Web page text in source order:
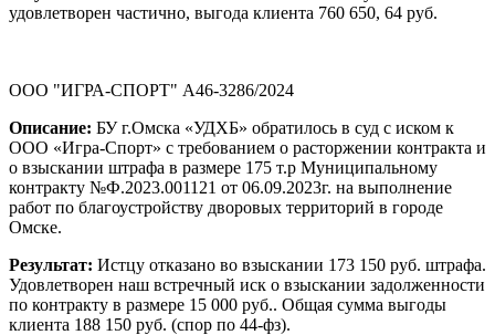
удовлетворен частично, выгода клиента 760 650, 64 руб.
ООО "ИГРА-СПОРТ" А46-3286/2024
Описание: БУ г.Омска «УДХБ» обратилось в суд с иском к
ООО «Игра-Спорт» с требованием о расторжении контракта и
о взыскании штрафа в размере 175 т.р Муниципальному
контракту №Ф.2023.001121 от 06.09.2023г. на выполнение
работ по благоустройству дворовых территорий в городе
Омске.
Результат: Истцу отказано во взыскании 173 150 руб. штрафа.
Удовлетворен наш встречный иск о взыскании задолженности
по контракту в размере 15 000 руб.. Общая сумма выгоды
клиента 188 150 руб. (спор по 44-фз).